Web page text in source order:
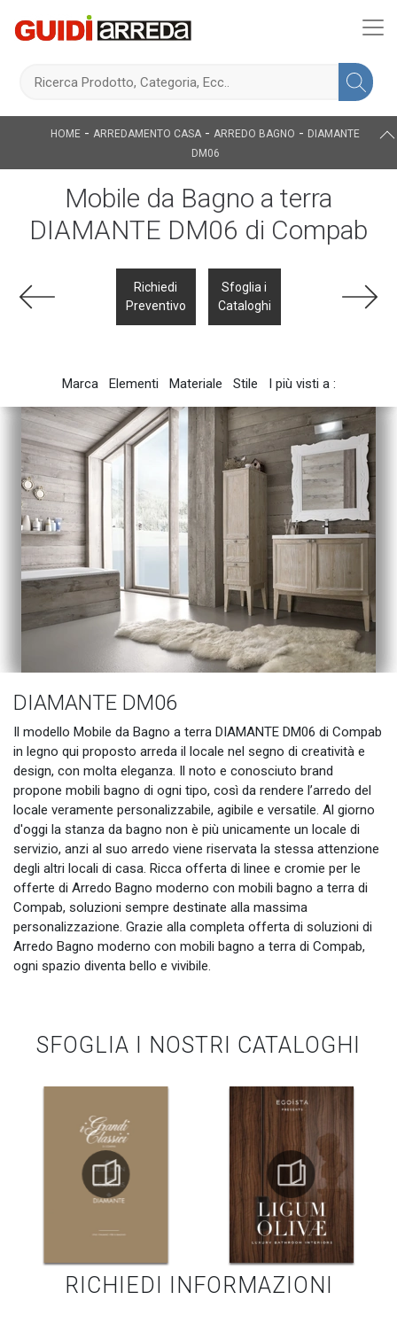
HOME - ARREDAMENTO CASA - ARREDO BAGNO - DIAMANTE
DM06
Mobile da Bagno a terra
DIAMANTE DM06 di Compab
Richiedi
Preventivo
Sfoglia i
Cataloghi
Marca Elementi Materiale Stile I più visti a :
DIAMANTE DM06
Il modello Mobile da Bagno a terra DIAMANTE DM06 di Compab
in legno qui proposto arreda il locale nel segno di creatività e
design, con molta eleganza. Il noto e conosciuto brand
propone mobili bagno di ogni tipo, così da rendere l’arredo del
locale veramente personalizzabile, agibile e versatile. Al giorno
d'oggi la stanza da bagno non è più unicamente un locale di
servizio, anzi al suo arredo viene riservata la stessa attenzione
degli altri locali di casa. Ricca offerta di linee e cromie per le
offerte di Arredo Bagno moderno con mobili bagno a terra di
Compab, soluzioni sempre destinate alla massima
personalizzazione. Grazie alla completa offerta di soluzioni di
Arredo Bagno moderno con mobili bagno a terra di Compab,
ogni spazio diventa bello e vivibile.
SFOGLIA I NOSTRI CATALOGHI
RICHIEDI INFORMAZIONI